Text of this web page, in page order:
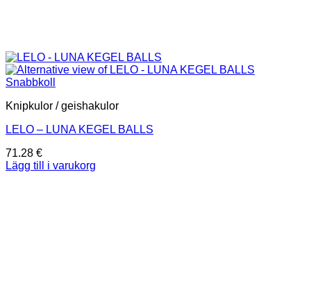
Snabbkoll
Knipkulor / geishakulor
LELO – LUNA KEGEL BALLS
71.28 €
Lägg till i varukorg